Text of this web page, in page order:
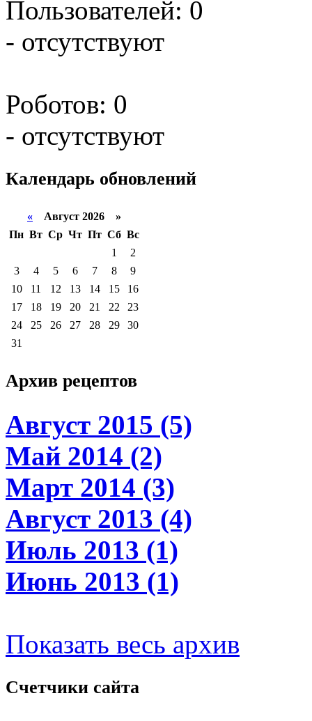
Пользователей: 0
- отсутствуют
Роботов: 0
- отсутствуют
Календарь обновлений
« Август 2026 »
Пн Вт Ср Чт Пт Сб Вс
1
2
3
4 5 6 7 8
9
10
11 12 13 14 15
16
17
18 19 20 21 22
23
24
25 26 27 28 29
30
31
Архив рецептов
Август 2015 (5)
Май 2014 (2)
Март 2014 (3)
Август 2013 (4)
Июль 2013 (1)
Июнь 2013 (1)
Показать весь архив
Счетчики сайта